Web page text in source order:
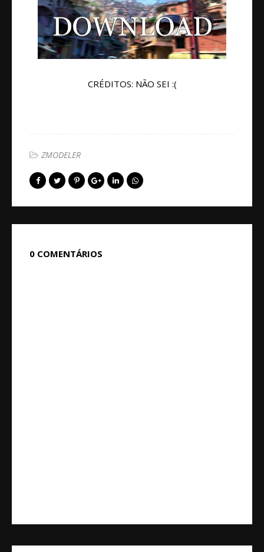
CRÉDITOS: NÃO SEI :(
ZMODELER
0 COMENTÁRIOS